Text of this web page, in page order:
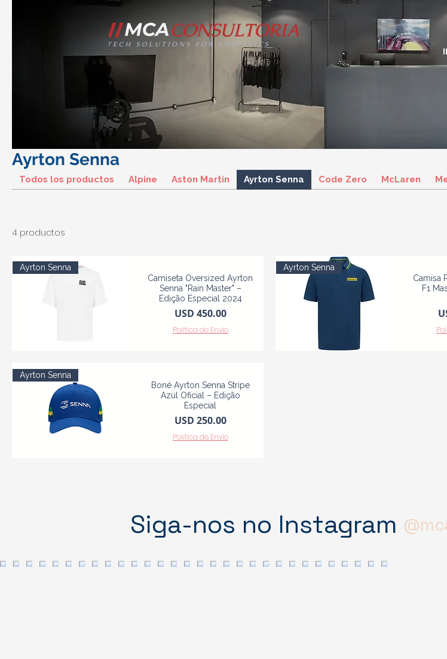
Ayrton Senna
Todos los productos Alpine Aston Martin Ayrton Senna Code Zero McLaren
4 productos
Ayrton Senna
Camiseta Oversized Ayrton
Senna "Rain Master" –
Edição Especial 2024
Precio
USD 450.00
Política de Envio
Ayrton Senna
Camisa
F1
Ayrton Senna
Boné Ayrton Senna Stripe
Azul Oficial – Edição
Especial
Precio
USD 250.00
Política de Envio
Siga-nos no Instagram